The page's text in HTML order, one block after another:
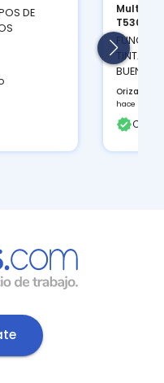
DE
T530D...
TINTAS
BUEN
Orizaba,
hace un día